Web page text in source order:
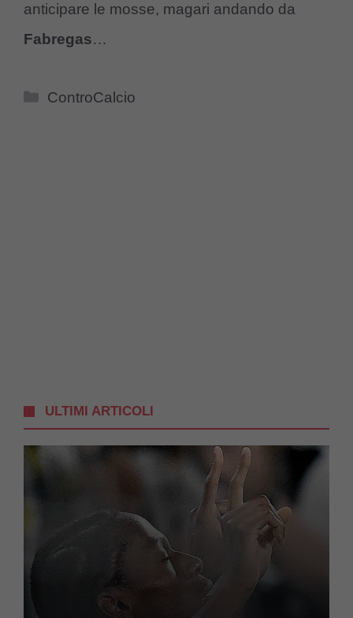
anticipare le mosse, magari andando da
Fabregas…
Categorie
ControCalcio
ULTIMI ARTICOLI